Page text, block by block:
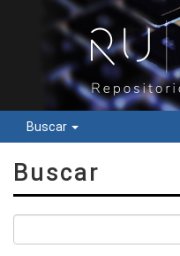
Buscar
Buscar